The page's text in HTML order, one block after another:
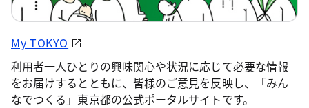
My TOKYO
利用者一人ひとりの興味関心や状況に応じて必要な情報
をお届けするとともに、皆様のご意見を反映し、「みん
なでつくる」東京都の公式ポータルサイトです。